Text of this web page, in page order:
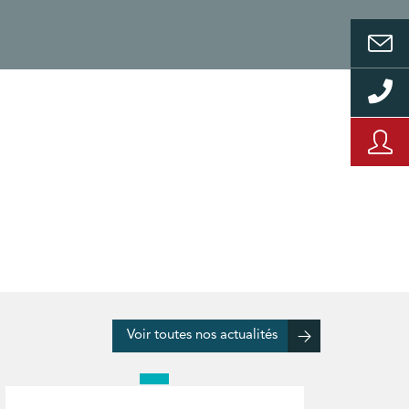
Voir toutes nos actualités